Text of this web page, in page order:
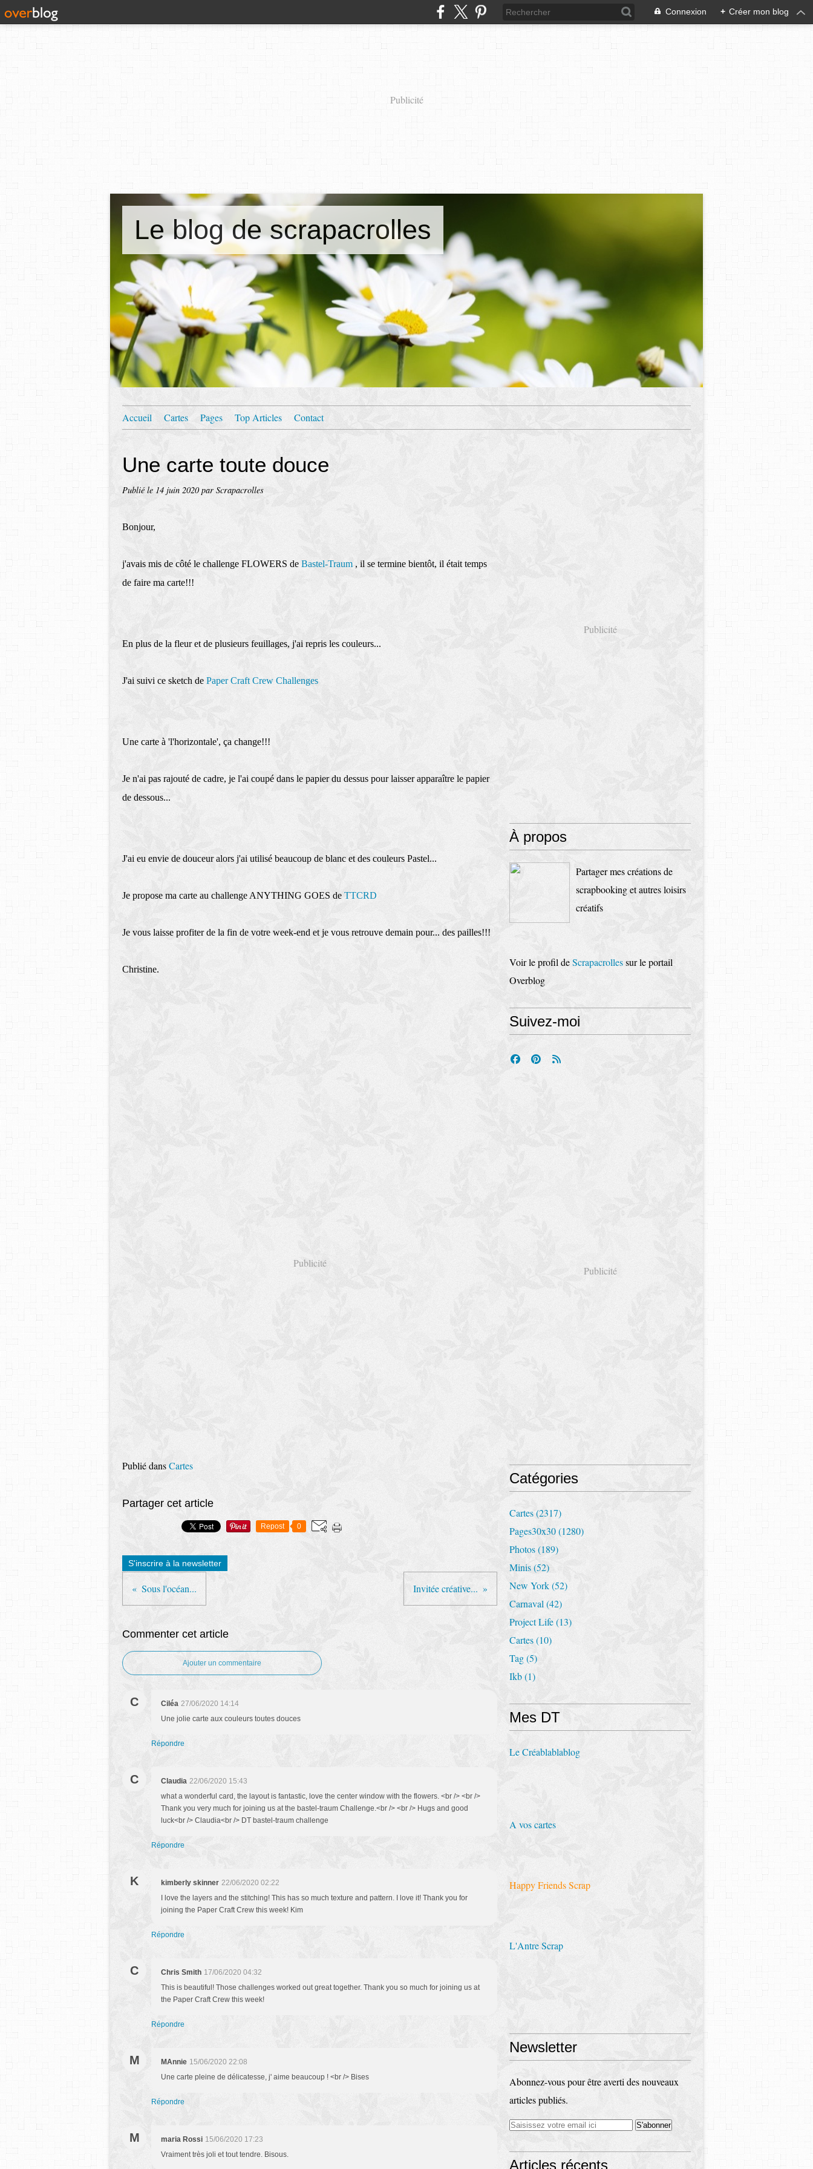
Connexion + Créer mon blog
Publicité
Le blog de scrapacrolles
Accueil Cartes Pages Top Articles Contact
Une carte toute douce
Publié le 14 juin 2020par Scrapacrolles
Bonjour,
j'avais mis de côté le challenge FLOWERS de Bastel-Traum , il se termine bientôt, il était temps
de faire ma carte!!!
En plus de la fleur et de plusieurs feuillages, j'ai repris les couleurs...
J'ai suivi ce sketch de Paper Craft Crew Challenges
Une carte à 'l'horizontale', ça change!!!
Je n'ai pas rajouté de cadre, je l'ai coupé dans le papier du dessus pour laisser apparaître le papier
de dessous...
J'ai eu envie de douceur alors j'ai utilisé beaucoup de blanc et des couleurs Pastel...
Je propose ma carte au challenge ANYTHING GOES de TTCRD
Je vous laisse profiter de la fin de votre week-end et je vous retrouve demain pour... des pailles!!!
Christine.
Publicité
Publié dansCartes
Partager cet article
Repost 0
S'inscrire à la newsletter
Sous l'océan... Invitée créative...
Commenter cet article
Ajouter un commentaire
C Ciléa 27/06/2020 14:14
Une jolie carte aux couleurs toutes douces
Répondre
C Claudia 22/06/2020 15:43
what a wonderful card, the layout is fantastic, love the center window with the flowers. <br /> <br />
Thank you very much for joining us at the bastel-traum Challenge.<br /> <br /> Hugs and good
luck<br /> Claudia<br /> DT bastel-traum challenge
Répondre
K kimberly skinner 22/06/2020 02:22
I love the layers and the stitching! This has so much texture and pattern. I love it! Thank you for
joining the Paper Craft Crew this week! Kim
Répondre
C Chris Smith 17/06/2020 04:32
This is beautiful! Those challenges worked out great together. Thank you so much for joining us at
the Paper Craft Crew this week!
Répondre
M MAnnie 15/06/2020 22:08
Une carte pleine de délicatesse, j' aime beaucoup ! <br /> Bises
Répondre
M maria Rossi 15/06/2020 17:23
Vraiment très joli et tout tendre. Bisous.
Publicité
À propos
Partager mes créations de
scrapbooking et autres loisirs
créatifs
Voir le profil deScrapacrollessur le portail
Overblog
Suivez-moi
Publicité
Catégories
Cartes(2317)
Pages30x30(1280)
Photos(189)
Minis(52)
New York(52)
Carnaval (42)
Project Life(13)
Cartes(10)
Tag(5)
Ikb(1)
Mes DT
Le Créablablablog
A vos cartes
Happy Friends Scrap
L'Antre Scrap
Newsletter
Abonnez-vous pour être averti des nouveaux
articles publiés.
Articles récents